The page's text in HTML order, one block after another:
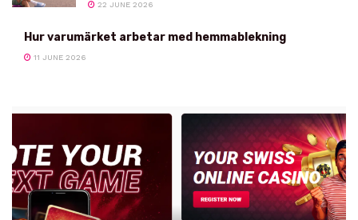
22 JUNE 2026
Hur varumärket arbetar med hemmablekning
11 JUNE 2026